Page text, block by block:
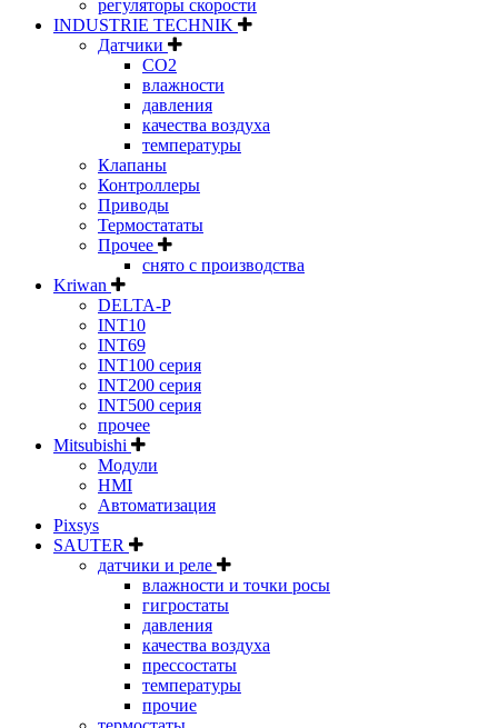
регуляторы скорости
INDUSTRIE TECHNIK
Датчики
CO2
влажности
давления
качества воздуха
температуры
Клапаны
Контроллеры
Приводы
Термостататы
Прочее
снято с производства
Kriwan
DELTA-P
INT10
INT69
INT100 серия
INT200 серия
INT500 серия
прочее
Mitsubishi
Модули
HMI
Автоматизация
Pixsys
SAUTER
датчики и реле
влажности и точки росы
гигростаты
давления
качества воздуха
прессостаты
температуры
прочие